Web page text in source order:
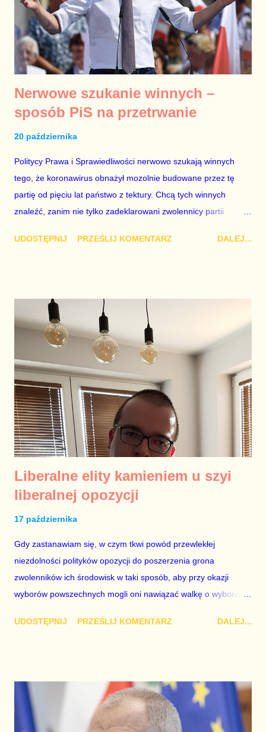
daleki od tezy, iż dokręcenie prawicowej śruby w prawie
aborcyjnym, przechyli szalę w lewą stronę, a lewica chce
aborcji dla każdego i bez żadnych ograniczeń....
Nerwowe szukanie winnych –
sposób PiS na przetrwanie
20 października
Politycy Prawa i Sprawiedliwości nerwowo szukają winnych
tego, że koronawirus obnażył mozolnie budowane przez tę
partię od pięciu lat państwo z tektury. Chcą tych winnych
znaleźć, zanim nie tylko zadeklarowani zwolennicy partii
zmarnował pół roku na organizację za wszelką cenę wyborów
respiratorach, które ani same nie dotarły do Polski, ani nie
zwrócono za nie jeszcze kilkudziesięciu milionów złotych, choć
złodziej legalnie handluje maseczkami ochronnymi na stacjach
państwowego PKN Orlen to jedno. Drugie zaś to wmawianie
ludziom, że nie ma problemu, a nawet jeśli, jest radzimy sobie,
bo jesteśmy wspaniali, a opozycja próbuje przeszkadzać i
szuka dziury w całym. Sytuacja jest na tyle poważna i popłoch
w rządzie jest na tyle duży, że politycy obozu władzy w
rozmowach z polityk...
UDOSTĘPNIJ PRZEŚLIJ KOMENTARZ DALEJ...
Liberalne elity kamieniem u szyi
liberalnej opozycji
17 października
Gdy zastanawiam się, w czym tkwi powód przewlekłej
niezdolności polityków opozycji do poszerzenia grona
zwolenników ich środowisk w taki sposób, aby przy okazji
wyborów powszechnych mogli oni nawiązać walkę o wyborcze
realny wpływ na rzeczywistość w naszym kraju, dochodzę do
publicznego wypowiadania się w imieniu opozycji z tego tylko
względu, że nie lubią Jarosława Kaczyńskiego i jego formacji.
Ludzie ci (aktorzy, celebryci, reżyserzy, pisarze, muzycy,
UDOSTĘPNIJ PRZEŚLIJ KOMENTARZ DALEJ...